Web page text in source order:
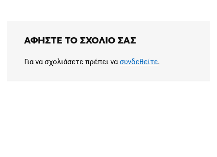
ΑΦΉΣΤΕ ΤΟ ΣΧΌΛΙΟ ΣΑΣ
Για να σχολιάσετε πρέπει νασυνδεθείτε.